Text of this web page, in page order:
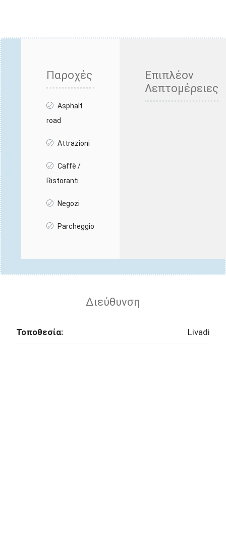
Παροχές
Asphalt
road
Attrazioni
Caffè /
Ristoranti
Negozi
Parcheggio
Επιπλέον
Λεπτομέρειες
Διεύθυνση
Τοποθεσία: Livadi